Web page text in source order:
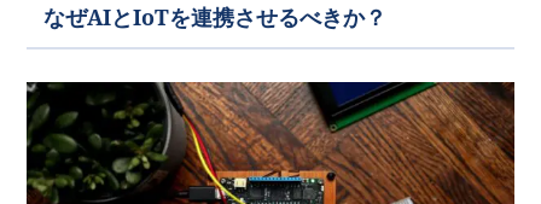
なぜAIとIoTを連携させるべきか？